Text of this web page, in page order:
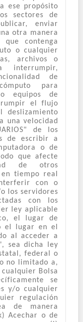
ese propósito
sectores de
enviar
otra manera
que contenga
o cualquier
archivos o
interrumpir,
de
para
equipos de
el flujo
deslizamiento
una velocidad
de los
de escribir a
o de
que afecte
de otros
en tiempo real
con o
los servidores
con los
ley aplicable
el lugar de
el lugar en el
al acceder a
sea dicha ley
federal o
no limitado a,
Bolsa
se
y/o cualquier
regulación
de manera
Acechar o de